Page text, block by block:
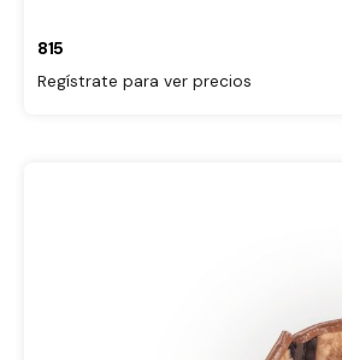
815
Regístrate para ver precios